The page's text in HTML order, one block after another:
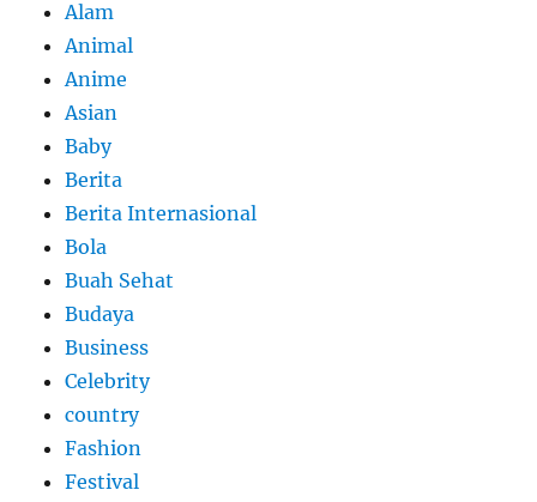
Alam
Animal
Anime
Asian
Baby
Berita
Berita Internasional
Bola
Buah Sehat
Budaya
Business
Celebrity
country
Fashion
Festival